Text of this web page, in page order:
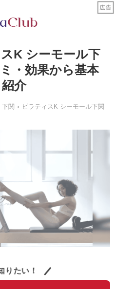
スK シーモール下
・効果から基本
介
下関
ピラティスK シーモール下関
りたい！